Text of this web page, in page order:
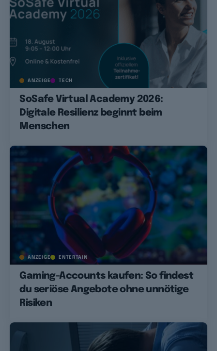
ANZEIGE TECH
SoSafe Virtual Academy 2026:
Digitale Resilienz beginnt beim
Menschen
ANZEIGE ENTERTAIN
Gaming-Accounts kaufen: So findest
du seriöse Angebote ohne unnötige
Risiken